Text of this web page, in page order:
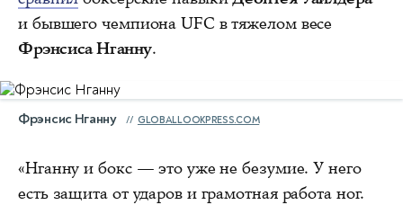
и бывшего чемпиона UFC в тяжелом весе
Фрэнсиса Нганну.
Фрэнсис Нганну GLOBALLOOKPRESS.COM
«Нганну и бокс — это уже не безумие. У него
есть защита от ударов и грамотная работа ног.